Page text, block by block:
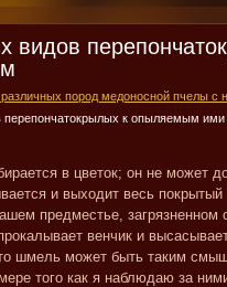
видов
пород медоносной пчелы
перепончатокрылых к опыляемым ими
в цветок; он не может
и выходит весь
предместье, загрязненном
венчик и
шмель может быть таким
того как я наблюдаю за